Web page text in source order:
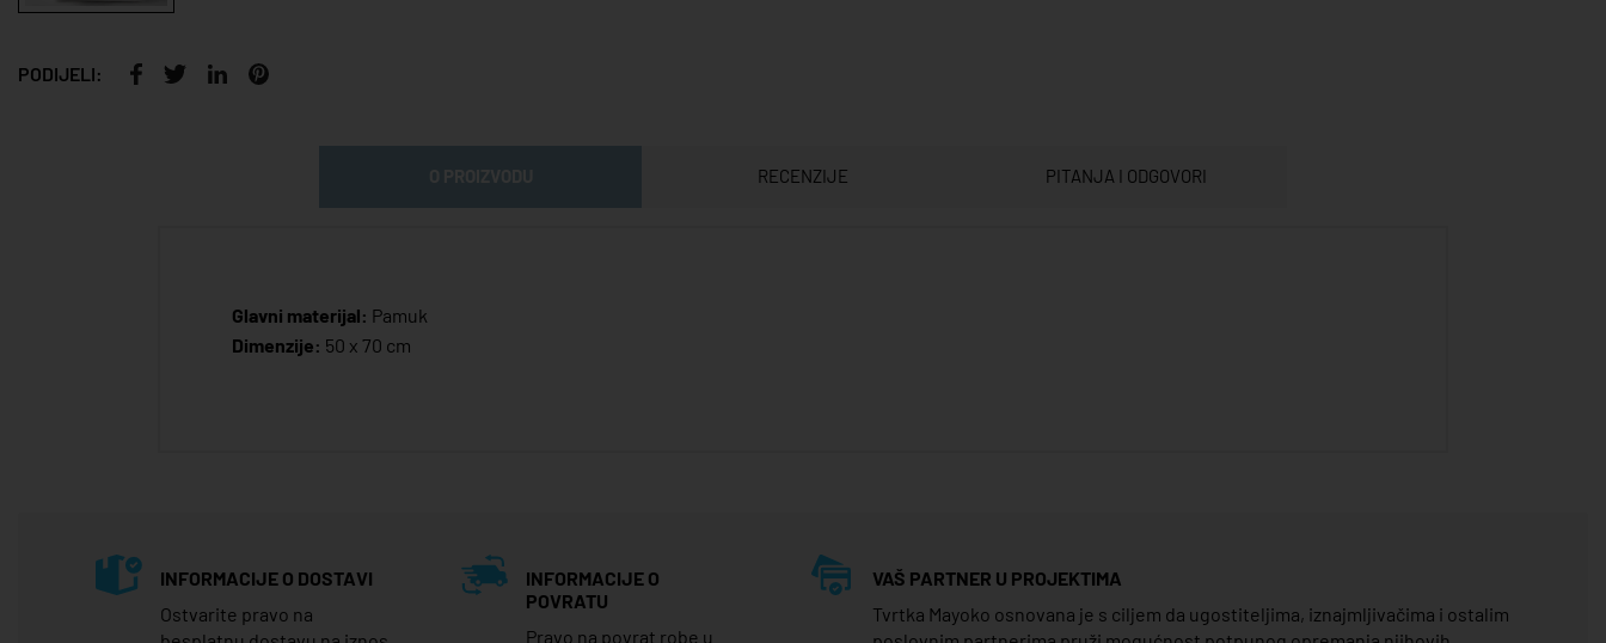
PODIJELI:
RECENZIJE PITANJA I ODGOVORI
Glavni materijal: Pamuk
Dimenzije: 50 x 70 cm
INFORMACIJE O DOSTAVI
Ostvarite pravo na
INFORMACIJE O
POVRATU
Pravo na povrat robe u
VAŠ PARTNER U PROJEKTIMA
Tvrtka Mayoko osnovana je s ciljem da ugostiteljima, iznajmljivačima i ostalim